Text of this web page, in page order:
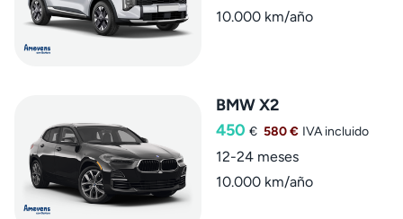
10.000 km/año
BMW X2
450 € 580 € IVA incluido
12-24 meses
10.000 km/año